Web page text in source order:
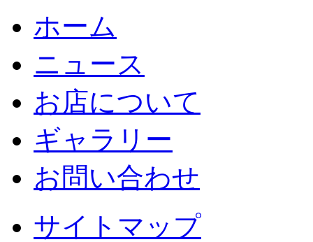
ホーム
ニュース
お店について
ギャラリー
お問い合わせ
サイトマップ